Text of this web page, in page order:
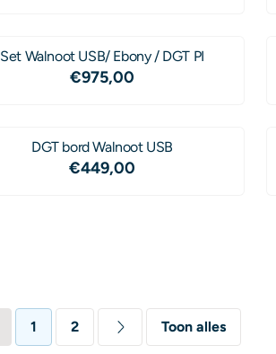
Set Walnoot USB/ Ebony / DGT PI
Prijs: 975,00
€975,00
DGT bord Walnoot USB
Prijs: 449,00
€449,00
1 2 Toon alles